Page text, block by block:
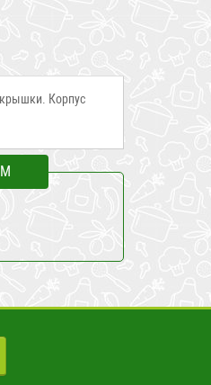
крышки. Корпус